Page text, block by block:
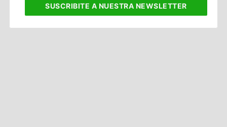
SUSCRIBITE A NUESTRA NEWSLETTER